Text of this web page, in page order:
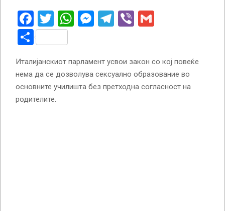
Facebook
Twitter
WhatsApp
Messenger
Telegram
Viber
Share
Италијанскиот парламент усвои закон со кој повеќе
нема да се дозволува сексуално образование во
основните училишта без претходна согласност на
родителите.